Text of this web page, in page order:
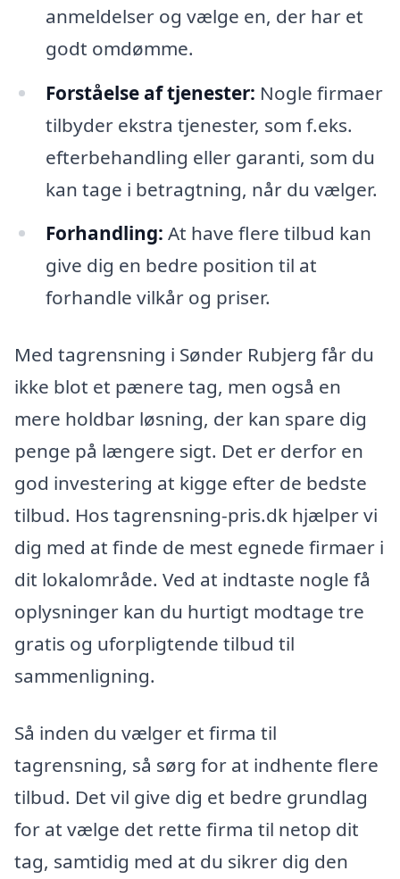
anmeldelser og vælge en, der har et
godt omdømme.
Forståelse af tjenester: Nogle firmaer
tilbyder ekstra tjenester, som f.eks.
efterbehandling eller garanti, som du
kan tage i betragtning, når du vælger.
Forhandling: At have flere tilbud kan
give dig en bedre position til at
forhandle vilkår og priser.
Med tagrensning i Sønder Rubjerg får du
ikke blot et pænere tag, men også en
mere holdbar løsning, der kan spare dig
penge på længere sigt. Det er derfor en
god investering at kigge efter de bedste
tilbud. Hos tagrensning-pris.dk hjælper vi
dig med at finde de mest egnede firmaer i
dit lokalområde. Ved at indtaste nogle få
oplysninger kan du hurtigt modtage tre
gratis og uforpligtende tilbud til
sammenligning.
Så inden du vælger et firma til
tagrensning, så sørg for at indhente flere
tilbud. Det vil give dig et bedre grundlag
for at vælge det rette firma til netop dit
tag, samtidig med at du sikrer dig den